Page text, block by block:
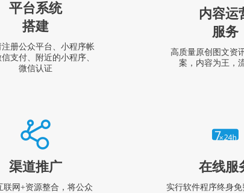
平台系统
搭建
册公众平台、小程序帐
支付、附近的小程序、
微信认证
内容运
服务
高质量原创图文资
案，内容为王，
渠道推广
联网+资源整合，将公众
在线服
实行软件程序终身免